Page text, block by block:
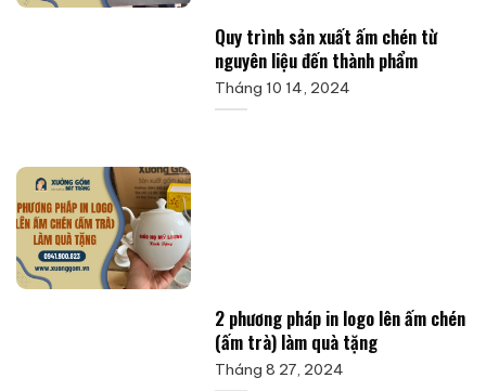
Quy trình sản xuất ấm chén từ
nguyên liệu đến thành phẩm
Tháng 10 14, 2024
2 phương pháp in logo lên ấm chén
(ấm trà) làm quà tặng
Tháng 8 27, 2024